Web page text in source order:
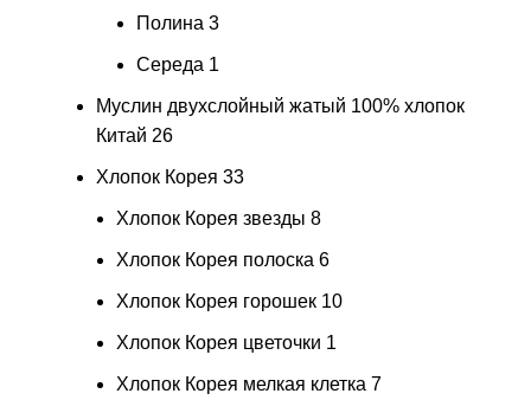
Полина 3
Середа 1
Муслин двухслойный жатый 100% хлопок
Китай 26
Хлопок Корея 33
Хлопок Корея звезды 8
Хлопок Корея полоска 6
Хлопок Корея горошек 10
Хлопок Корея цветочки 1
Хлопок Корея мелкая клетка 7